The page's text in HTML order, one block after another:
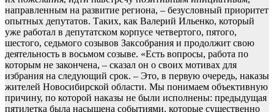
направленным на развитие региона, – безусловный приоритет
опытных депутатов. Таких, как Валерий Ильенко, который
уже работал в депутатском корпусе четвертого, пятого,
шестого, седьмого созывов Заксобрания и продолжит свою
деятельность в восьмом созыве. «Есть вопросы, работа по
которым не закончена, – сказал он о своих мотивах для
избрания на следующий срок. – Это, в первую очередь, наказы
жителей Новосибирской области. Мы понимаем объективную
причину, по которой наказы не были исполнены: предыдущая
пятилетка была насыщена событиями, которые существенно